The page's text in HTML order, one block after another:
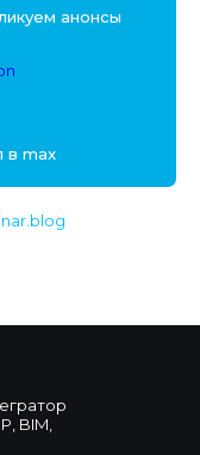
анонсы
в max
BIM,